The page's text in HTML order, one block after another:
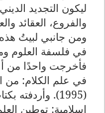
ليكون التجديد
والفروع، العقائد
ومن جانبي لبيتُ
في فلسفة العلوم
فأخرجت واحدًا من
في علم الكلام: من
(
1995). وأردفته
إسلامية: توطين